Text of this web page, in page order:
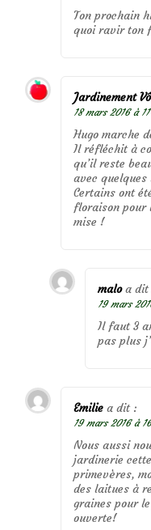
Ton prochain
quoi ravir ton
Jardinement
18 mars 2016 à
Hugo marche
Il réfléchit à
qu’il reste
avec quelques
Certains ont
floraison pour
mise !
malo a dit
19 mars
Il faut 3
pas plus
Emilie a dit :
19 mars 2016 à
Nous aussi
jardinerie
primevères,
des laitues à
graines pour
ouverte!